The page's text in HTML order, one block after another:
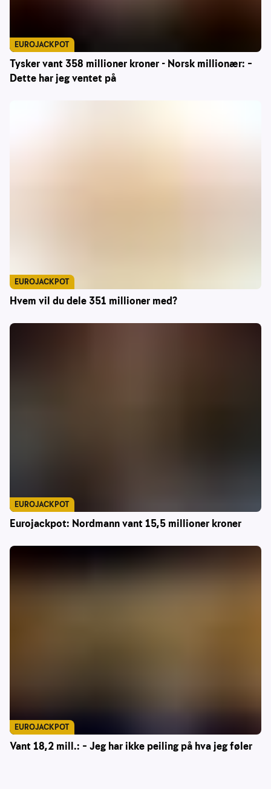
Tysker vant 358 millioner kroner - Norsk millionær: –
Dette har jeg ventet på
EUROJACKPOT
Hvem vil du dele 351 millioner med?
EUROJACKPOT
Eurojackpot: Nordmann vant 15,5 millioner kroner
EUROJACKPOT
Vant 18,2 mill.: – Jeg har ikke peiling på hva jeg føler
EUROJACKPOT